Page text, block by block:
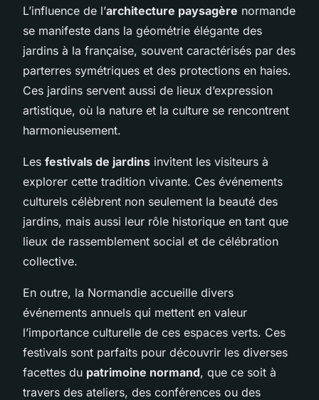
L’influence de l’architecture paysagère normande
se manifeste dans la géométrie élégante des
jardins à la française, souvent caractérisés par des
parterres symétriques et des protections en haies.
Ces jardins servent aussi de lieux d’expression
artistique, où la nature et la culture se rencontrent
harmonieusement.
Les festivals de jardins invitent les visiteurs à
explorer cette tradition vivante. Ces événements
culturels célèbrent non seulement la beauté des
jardins, mais aussi leur rôle historique en tant que
lieux de rassemblement social et de célébration
collective.
En outre, la Normandie accueille divers
événements annuels qui mettent en valeur
l’importance culturelle de ces espaces verts. Ces
festivals sont parfaits pour découvrir les diverses
facettes du patrimoine normand, que ce soit à
travers des ateliers, des conférences ou des